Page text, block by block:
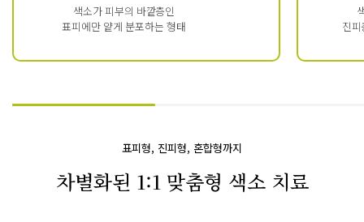
색소가 피부의 바깥층인
표피에만 얕게 분포하는 형태
진
표피형, 진피형, 혼합형까지
차별화된 1:1 맞춤형 색소 치료